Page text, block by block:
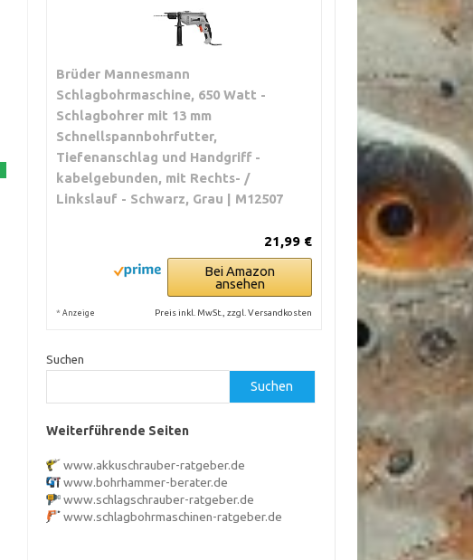
Brüder Mannesmann
Schlagbohrmaschine, 650 Watt -
Schlagbohrer mit 13 mm
Schnellspannbohrfutter,
Tiefenanschlag und Handgriff -
kabelgebunden, mit Rechts- /
Linkslauf - Schwarz, Grau | M12507
21,99 €
Bei Amazon
ansehen
* Anzeige Preis inkl. MwSt., zzgl. Versandkosten
Suchen
Suchen
Weiterführende Seiten
www.akkuschrauber-ratgeber.de
www.bohrhammer-berater.de
www.schlagschrauber-ratgeber.de
www.schlagbohrmaschinen-ratgeber.de